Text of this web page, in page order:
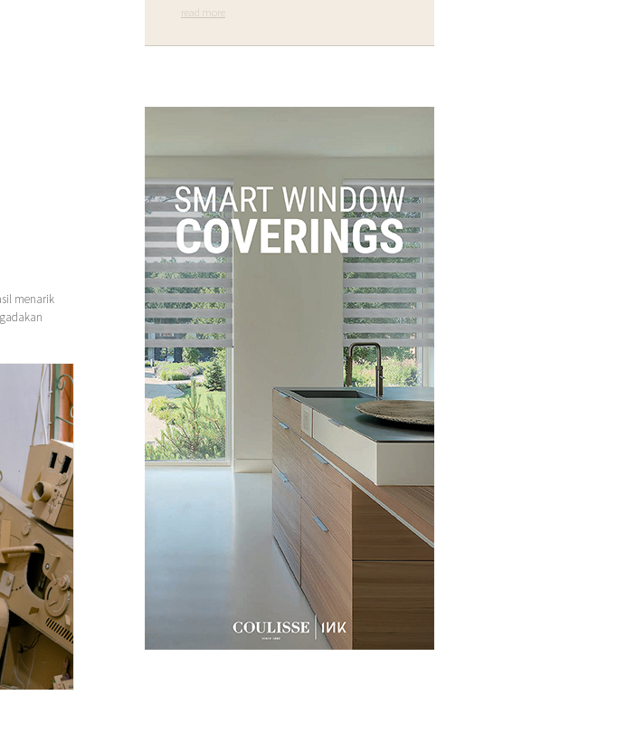
menarik
read more